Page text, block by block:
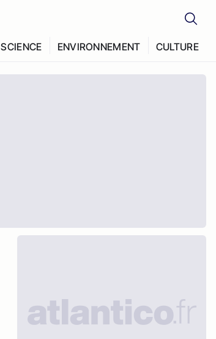
SCIENCE ENVIRONNEMENT CULTURE